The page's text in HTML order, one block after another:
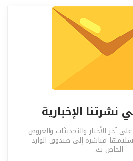
الإخبارية
آخر الأخبار والتحديثات والعروض
مباشرة إلى صندوق الوارد
الخاص بك.